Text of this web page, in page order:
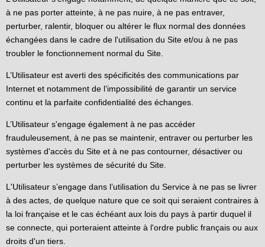
à ne pas porter atteinte, à ne pas nuire, à ne pas entraver,
perturber, ralentir, bloquer ou altérer le flux normal des données
échangées dans le cadre de l'utilisation du Site et/ou à ne pas
troubler le fonctionnement normal du Site.
L’Utilisateur est averti des spécificités des communications par
Internet et notamment de l’impossibilité de garantir un service
continu et la parfaite confidentialité des échanges.
L’Utilisateur s'engage également à ne pas accéder
frauduleusement, à ne pas se maintenir, entraver ou perturber les
systèmes d'accès du Site et à ne pas contourner, désactiver ou
perturber les systèmes de sécurité du Site.
L'Utilisateur s’engage dans l’utilisation du Service à ne pas se livrer
à des actes, de quelque nature que ce soit qui seraient contraires à
la loi française et le cas échéant aux lois du pays à partir duquel il
se connecte, qui porteraient atteinte à l'ordre public français ou aux
droits d'un tiers.